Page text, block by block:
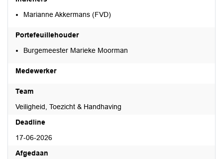
Marianne Akkermans (FVD)
Portefeuillehouder
Burgemeester Marieke Moorman
Medewerker
Team
Veiligheid, Toezicht & Handhaving
Deadline
17-06-2026
Afgedaan